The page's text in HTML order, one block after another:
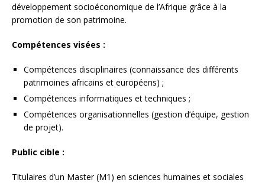
développement socioéconomique de l’Afrique grâce à la
promotion de son patrimoine.
Compétences visées :
Compétences disciplinaires (connaissance des différents
patrimoines africains et européens) ;
Compétences informatiques et techniques ;
Compétences organisationnelles (gestion d’équipe, gestion
de projet).
Public cible :
Titulaires d’un Master (M1) en sciences humaines et sociales